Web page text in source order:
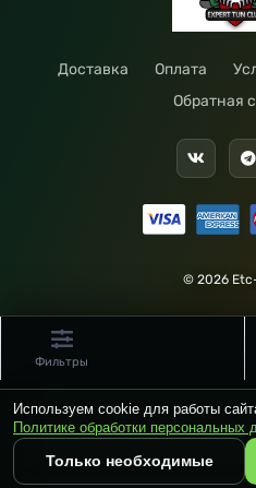
Доставка Оплата
Обратная
© 2026
Фильтры
Используем cookie для работы
Политике обработки персональных
Только необходимые